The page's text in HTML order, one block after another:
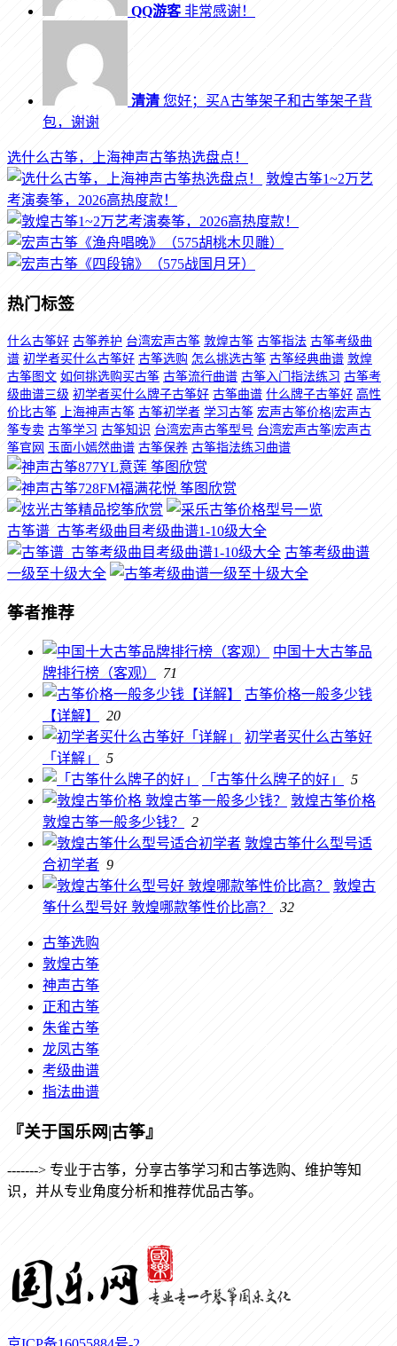
QQ游客非常感谢！
清清 您好；买A古筝架子和古筝架子背
包，谢谢
选什么古筝，上海神声古筝热选盘点！
敦煌古筝1~2万艺
考演奏筝，2026高热度款！
热门标签
什么古筝好 古筝养护 台湾宏声古筝 敦煌古筝 古筝指法 古筝考级曲
谱 初学者买什么古筝好 古筝选购 怎么挑选古筝 古筝经典曲谱 敦煌
古筝图文 如何挑选购买古筝 古筝流行曲谱 古筝入门指法练习 古筝考
级曲谱三级 初学者买什么牌子古筝好 古筝曲谱 什么牌子古筝好 高性
价比古筝
上海神声古筝 古筝初学者 学习古筝 宏声古筝价格|宏声古
筝专卖 古筝学习 古筝知识 台湾宏声古筝型号 台湾宏声古筝|宏声古
筝官网 玉面小嫣然曲谱 古筝保养 古筝指法练习曲谱
古筝谱_古筝考级曲目考级曲谱1-10级大全
古筝考级曲谱
一级至十级大全
筝者推荐
中国十大古筝品
牌排行榜（客观）
71
古筝价格一般多少钱
【详解】
20
初学者买什么古筝好
「详解」
5
「古筝什么牌子的好」
5
敦煌古筝价格
敦煌古筝一般多少钱？
2
敦煌古筝什么型号适
合初学者 9
敦煌古
筝什么型号好 敦煌哪款筝性价比高？
32
古筝选购
敦煌古筝
神声古筝
正和古筝
朱雀古筝
龙凤古筝
考级曲谱
指法曲谱
『关于国乐网|古筝』
-------> 专业于古筝，分享古筝学习和古筝选购、维护等知
识，并从专业角度分析和推荐优品古筝。